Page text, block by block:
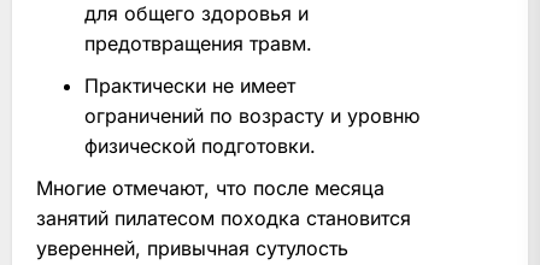
для общего здоровья и
предотвращения травм.
Практически не имеет
ограничений по возрасту и уровню
физической подготовки.
Многие отмечают, что после месяца
занятий пилатесом походка становится
уверенней, привычная сутулость